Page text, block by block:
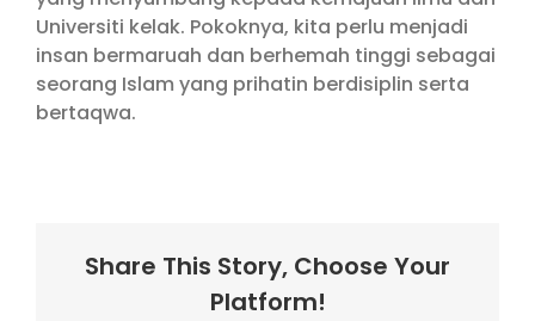
Universiti kelak. Pokoknya, kita perlu menjadi
insan bermaruah dan berhemah tinggi sebagai
seorang Islam yang prihatin berdisiplin serta
bertaqwa.
Share This Story, Choose Your
Platform!